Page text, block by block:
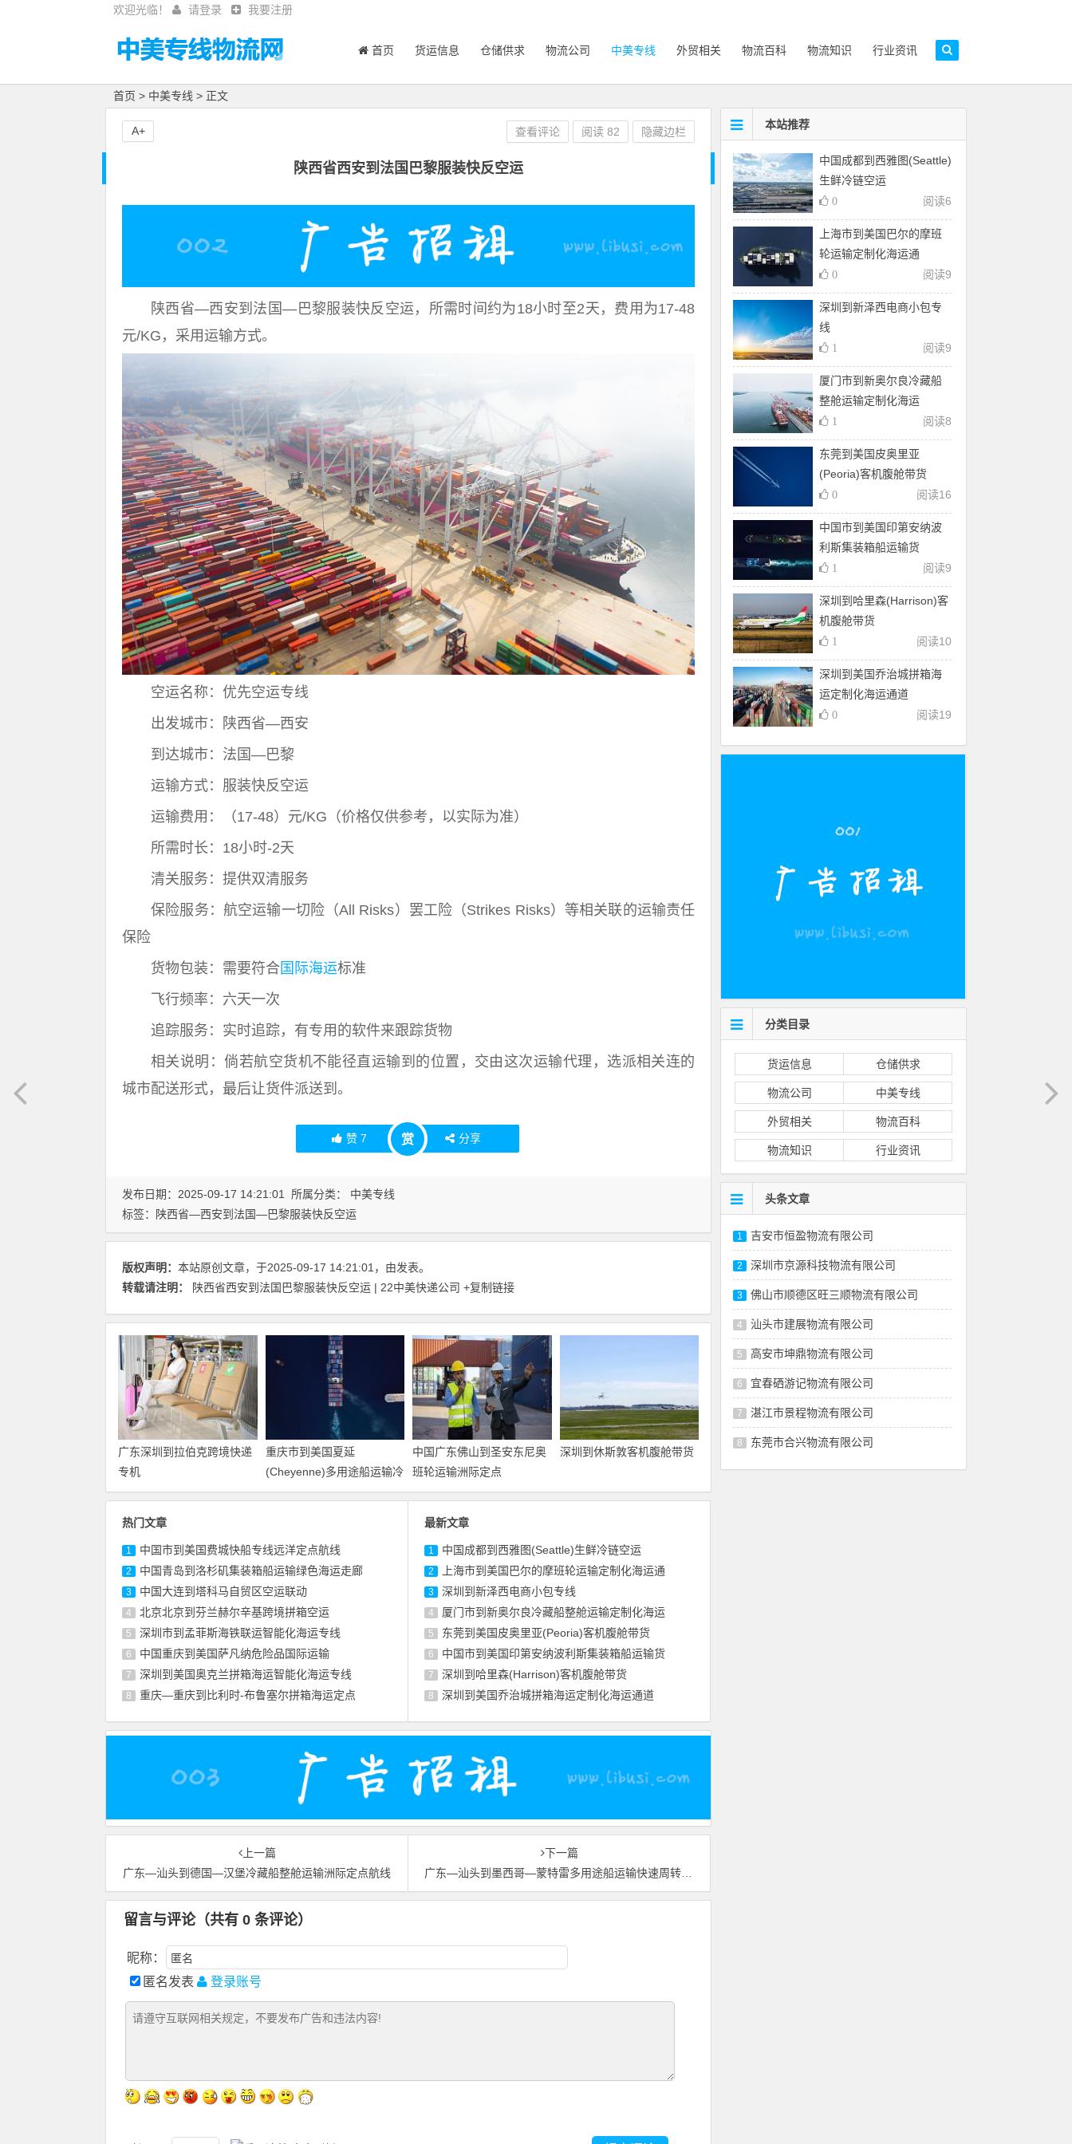
欢迎光临！ 请登录 我要注册
首页 货运信息 仓储供求 物流公司 中美专线 外贸相关 物流百科 物流知识 行业资讯
首页 > 中美专线 > 正文
陕西省西安到法国巴黎服装快反空运
陕西省—西安到法国—巴黎服装快反空运，所需时间约为18小时至2天，费用为17-48
元/KG，采用运输方式。
空运名称：优先空运专线
出发城市：陕西省—西安
到达城市：法国—巴黎
运输方式：服装快反空运
运输费用：（17-48）元/KG（价格仅供参考，以实际为准）
所需时长：18小时-2天
清关服务：提供双清服务
保险服务：航空运输一切险（All Risks）罢工险（Strikes Risks）等相关联的运输责任
保险
货物包装：需要符合国际海运标准
飞行频率：六天一次
追踪服务：实时追踪，有专用的软件来跟踪货物
相关说明：倘若航空货机不能径直运输到的位置，交由这次运输代理，选派相关连的
城市配送形式，最后让货件派送到。
赞7 赏 分享
查看评论 阅读82 隐藏边栏
A+
发布日期：2025-09-17 14:21:01 所属分类： 中美专线
标签：
陕西省—西安到法国—巴黎服装快反空运
版权声明： 本站原创文章，于2025-09-17 14:21:01，由发表。
转载请注明：
陕西省西安到法国巴黎服装快反空运 | 22中美快递公司 +复制链接
广东深圳到拉伯克跨境快递
专机
重庆市到美国夏延
(Cheyenne)多用途船运输冷
中国广东佛山到圣安东尼奥
班轮运输洲际定点
深圳到休斯敦客机腹舱带货
热门文章
1 中国市到美国费城快船专线远洋定点航线
2 中国青岛到洛杉矶集装箱船运输绿色海运走廊
3 中国大连到塔科马自贸区空运联动
4 北京北京到芬兰赫尔辛基跨境拼箱空运
5 深圳市到孟菲斯海铁联运智能化海运专线
6 中国重庆到美国萨凡纳危险品国际运输
7 深圳到美国奥克兰拼箱海运智能化海运专线
8 重庆—重庆到比利时-布鲁塞尔拼箱海运定点
最新文章
1 中国成都到西雅图(Seattle)生鲜冷链空运
2 上海市到美国巴尔的摩班轮运输定制化海运通
3 深圳到新泽西电商小包专线
4 厦门市到新奥尔良冷藏船整舱运输定制化海运
5 东莞到美国皮奥里亚(Peoria)客机腹舱带货
6 中国市到美国印第安纳波利斯集装箱船运输货
7 深圳到哈里森(Harrison)客机腹舱带货
8 深圳到美国乔治城拼箱海运定制化海运通道
上一篇
广东—汕头到德国—汉堡冷藏船整舱运输洲际定点航线
下一篇
广东—汕头到墨西哥—蒙特雷多用途船运输快速周转海运线
留言与评论（共有 0 条评论）
昵称：
匿名发表
登录账号
本站推荐
中国成都到西雅图(Seattle)
生鲜冷链空运
阅读6
0
上海市到美国巴尔的摩班
轮运输定制化海运通
阅读9
0
深圳到新泽西电商小包专
线
阅读9
1
厦门市到新奥尔良冷藏船
整舱运输定制化海运
阅读8
1
东莞到美国皮奥里亚
(Peoria)客机腹舱带货
阅读16
0
中国市到美国印第安纳波
利斯集装箱船运输货
阅读9
1
深圳到哈里森(Harrison)客
机腹舱带货
阅读10
1
深圳到美国乔治城拼箱海
运定制化海运通道
阅读19
0
分类目录
货运信息 仓储供求
物流公司 中美专线
外贸相关 物流百科
物流知识 行业资讯
头条文章
1 吉安市恒盈物流有限公司
2 深圳市京源科技物流有限公司
3 佛山市顺德区旺三顺物流有限公司
4 汕头市建展物流有限公司
5 高安市坤鼎物流有限公司
6 宜春硒游记物流有限公司
7 湛江市景程物流有限公司
8 东莞市合兴物流有限公司